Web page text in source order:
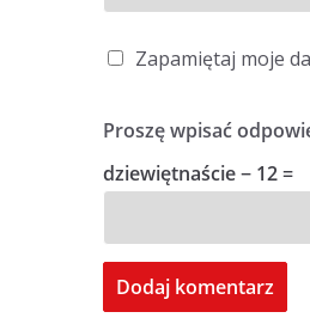
Zapamiętaj moje
Proszę wpisać
dziewiętnaście − 12 =